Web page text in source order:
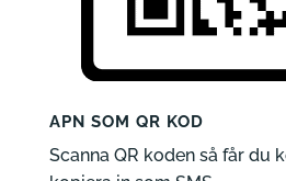
APN SOM QR KOD
Scanna QR koden så får du